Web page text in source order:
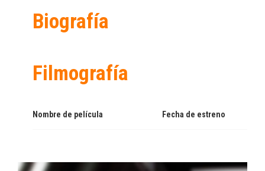
Biografía
Filmografía
Nombre de película Fecha de estreno